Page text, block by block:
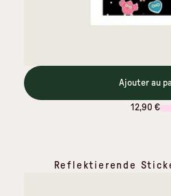
Ajouter au
12,90 €
Reflektierende